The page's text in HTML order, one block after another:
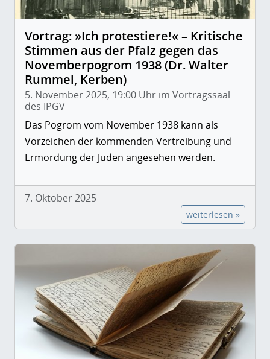
Vortrag: »Ich protestiere!« – Kritische
Stimmen aus der Pfalz gegen das
Novemberpogrom 1938 (Dr. Walter
Rummel, Kerben)
5. November 2025, 19:00 Uhr im Vortragssaal
des IPGV
Das Pogrom vom November 1938 kann als
Vorzeichen der kommenden Vertreibung und
Ermordung der Juden angesehen werden.
7. Oktober 2025
weiterlesen »